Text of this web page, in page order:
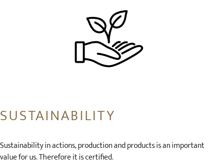
SUSTAINABILITY
Sustainability in actions, production and products is an important
value for us. Therefore it is certified.